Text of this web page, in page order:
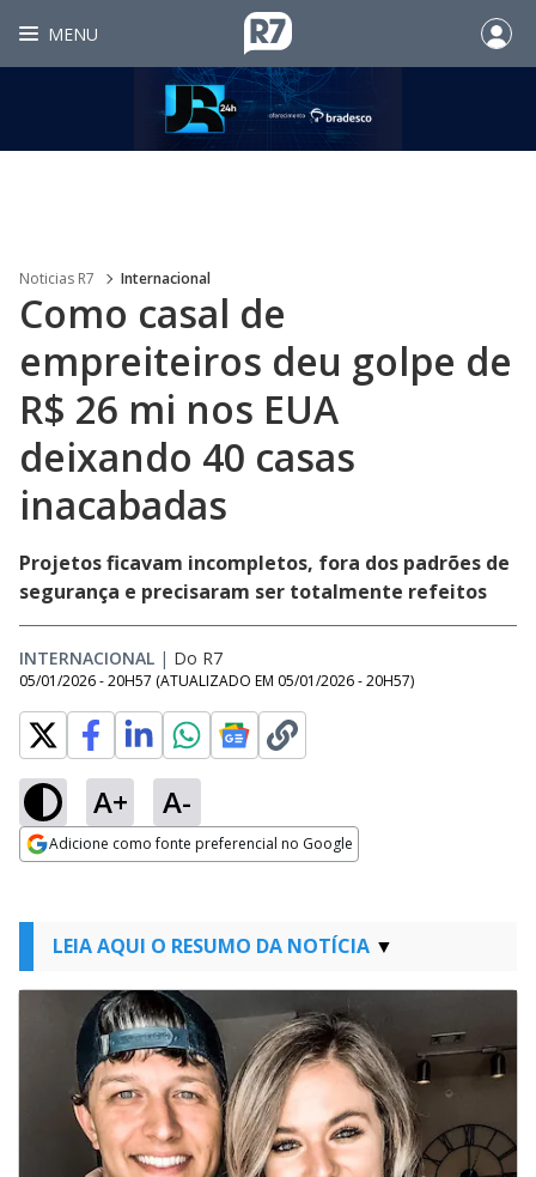
MENU
Noticias R7 Internacional
Como casal de
empreiteiros deu golpe de
R$ 26 mi nos EUA
deixando 40 casas
inacabadas
Projetos ficavam incompletos, fora dos padrões de
segurança e precisaram ser totalmente refeitos
INTERNACIONAL | Do R7
05/01/2026 - 20H57 (ATUALIZADO EM 05/01/2026 - 20H57)
A+ A-
Adicione como fonte preferencial no Google
LEIA AQUI O RESUMO DA NOTÍCIA